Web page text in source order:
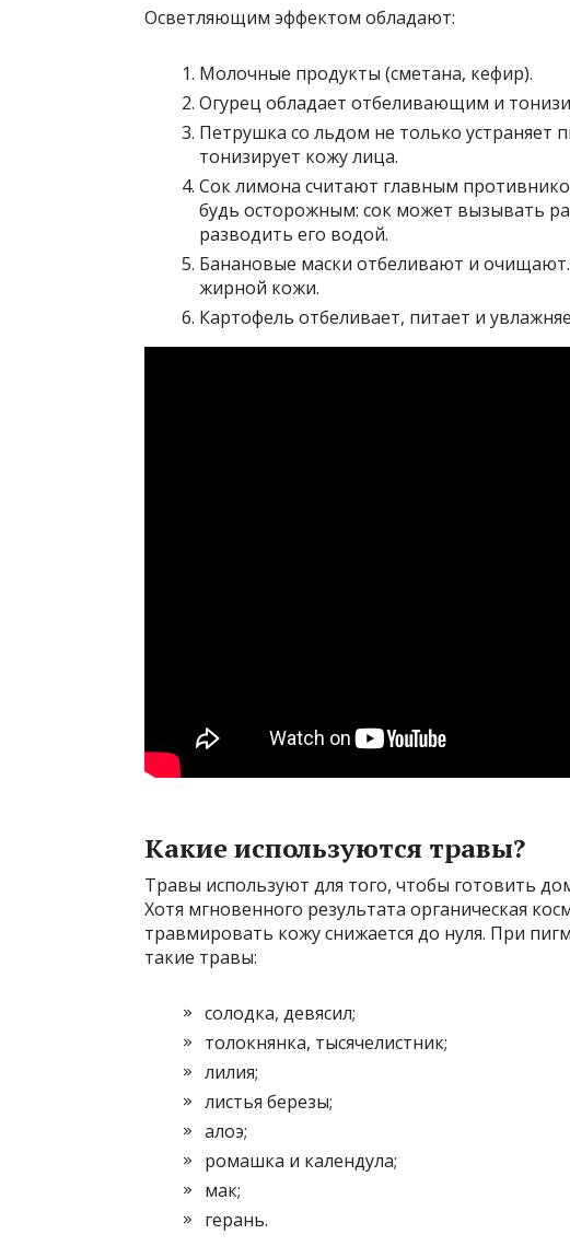
Осветляющим эффектом обладают:
Молочные продукты (сметана, кефир).
Огурец обладает отбеливающим и
Петрушка со льдом не только устраняет
тонизирует кожу лица.
Сок лимона считают главным
будь осторожным: сок может вызывать
разводить его водой.
Банановые маски отбеливают и
жирной кожи.
Картофель отбеливает, питает и
Какие используются травы?
Травы используют для того, чтобы готовить
Хотя мгновенного результата органическая
травмировать кожу снижается до нуля. При
такие травы:
солодка, девясил;
толокнянка, тысячелистник;
лилия;
листья березы;
алоэ;
ромашка и календула;
мак;
герань.